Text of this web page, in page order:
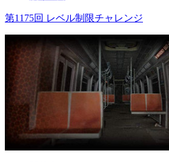
第1175回 レベル制限チャレンジ